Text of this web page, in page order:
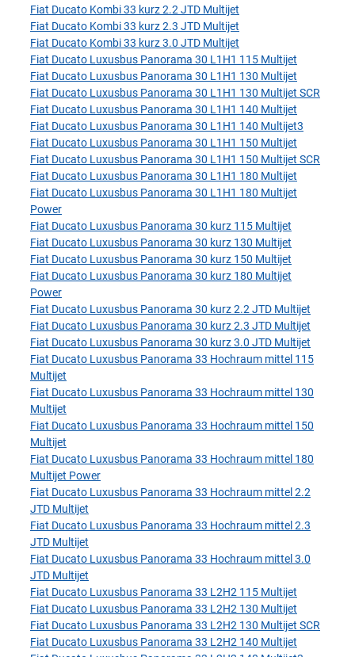
Fiat Ducato Kombi 33 kurz 2.2 JTD Multijet
Fiat Ducato Kombi 33 kurz 2.3 JTD Multijet
Fiat Ducato Kombi 33 kurz 3.0 JTD Multijet
Fiat Ducato Luxusbus Panorama 30 L1H1 115 Multijet
Fiat Ducato Luxusbus Panorama 30 L1H1 130 Multijet
Fiat Ducato Luxusbus Panorama 30 L1H1 130 Multijet SCR
Fiat Ducato Luxusbus Panorama 30 L1H1 140 Multijet
Fiat Ducato Luxusbus Panorama 30 L1H1 140 Multijet3
Fiat Ducato Luxusbus Panorama 30 L1H1 150 Multijet
Fiat Ducato Luxusbus Panorama 30 L1H1 150 Multijet SCR
Fiat Ducato Luxusbus Panorama 30 L1H1 180 Multijet
Fiat Ducato Luxusbus Panorama 30 L1H1 180 Multijet
Power
Fiat Ducato Luxusbus Panorama 30 kurz 115 Multijet
Fiat Ducato Luxusbus Panorama 30 kurz 130 Multijet
Fiat Ducato Luxusbus Panorama 30 kurz 150 Multijet
Fiat Ducato Luxusbus Panorama 30 kurz 180 Multijet
Power
Fiat Ducato Luxusbus Panorama 30 kurz 2.2 JTD Multijet
Fiat Ducato Luxusbus Panorama 30 kurz 2.3 JTD Multijet
Fiat Ducato Luxusbus Panorama 30 kurz 3.0 JTD Multijet
Fiat Ducato Luxusbus Panorama 33 Hochraum mittel 115
Multijet
Fiat Ducato Luxusbus Panorama 33 Hochraum mittel 130
Multijet
Fiat Ducato Luxusbus Panorama 33 Hochraum mittel 150
Multijet
Fiat Ducato Luxusbus Panorama 33 Hochraum mittel 180
Multijet Power
Fiat Ducato Luxusbus Panorama 33 Hochraum mittel 2.2
JTD Multijet
Fiat Ducato Luxusbus Panorama 33 Hochraum mittel 2.3
JTD Multijet
Fiat Ducato Luxusbus Panorama 33 Hochraum mittel 3.0
JTD Multijet
Fiat Ducato Luxusbus Panorama 33 L2H2 115 Multijet
Fiat Ducato Luxusbus Panorama 33 L2H2 130 Multijet
Fiat Ducato Luxusbus Panorama 33 L2H2 130 Multijet SCR
Fiat Ducato Luxusbus Panorama 33 L2H2 140 Multijet